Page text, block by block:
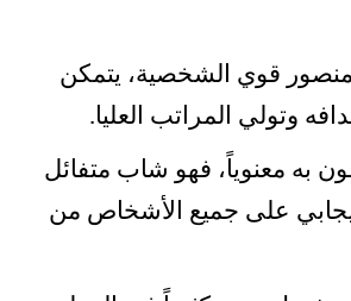
قوي الشخصية، يتمكن
وتولي المراتب العليا.
به معنوياً، فهو شاب متفائل
على جميع الأشخاص من